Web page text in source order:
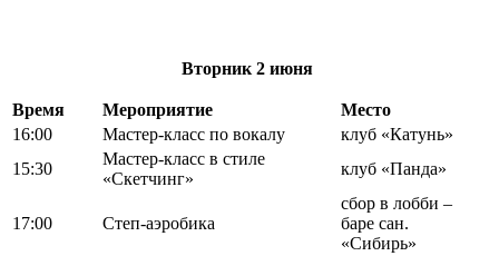
Вторник 2 июня
Время Мероприятие
Место
16:00
Мастер-класс по вокалу
клуб «Катунь»
15:30
Мастер-класс в стиле
«Скетчинг»
клуб «Панда»
17:00 Степ-аэробика
сбор в лобби –
баре сан.
«Сибирь»